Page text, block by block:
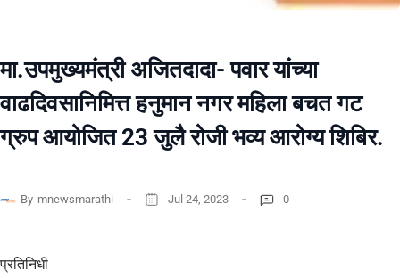
मा.उपमुख्यमंत्री अजितदादा- पवार यांच्या
वाढदिवसानिमित्त हनुमान नगर महिला बचत गट
ग्रुप आयोजित 23 जुलै रोजी भव्य आरोग्य शिबिर.
By mnewsmarathi Jul 24, 2023 0
प्रतिनिधी